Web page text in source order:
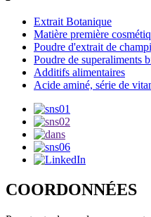
Extrait Botanique
Matière première
Poudre d'extrait de
Poudre de superaliments
Additifs alimentaires
Acide aminé, série de
COORDONNÉES